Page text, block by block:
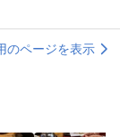
のページを表示